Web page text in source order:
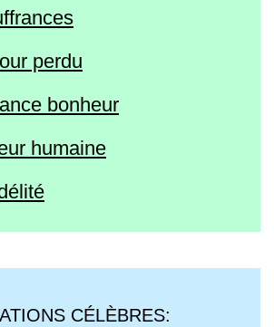
perdu
bonheur
humaine
CÉLÈBRES: